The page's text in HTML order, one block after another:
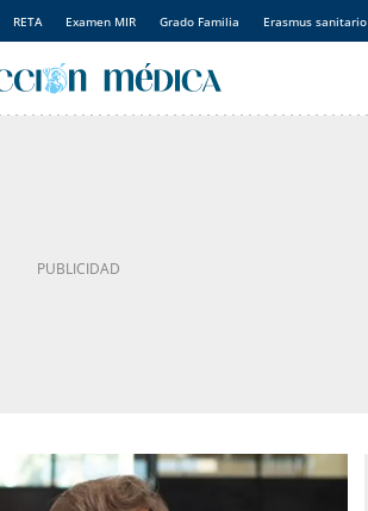
RETA Examen MIR Grado Familia Erasmus sanitario